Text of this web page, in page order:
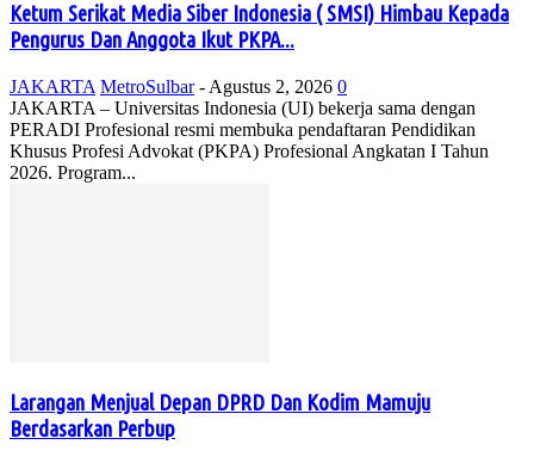
Ketum Serikat Media Siber Indonesia ( SMSI) Himbau Kepada
Pengurus Dan Anggota Ikut PKPA...
JAKARTA MetroSulbar - Agustus 2, 2026 0
JAKARTA – Universitas Indonesia (UI) bekerja sama dengan
PERADI Profesional resmi membuka pendaftaran Pendidikan
Khusus Profesi Advokat (PKPA) Profesional Angkatan I Tahun
2026. Program...
Larangan Menjual Depan DPRD Dan Kodim Mamuju
Berdasarkan Perbup